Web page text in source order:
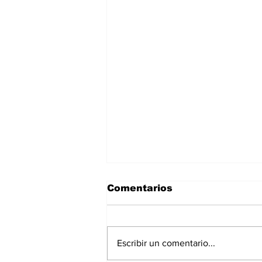
Comentarios
Escribir un comentario...